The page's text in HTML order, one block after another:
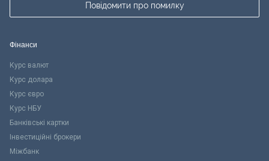
Повідомити про помилку
Фінанси
Курс валют
Курс долара
Курс євро
Курс НБУ
Банківські картки
Інвестиційні брокери
Міжбанк